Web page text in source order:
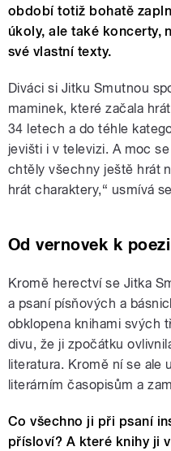
období totiž bohatě
úkoly, ale také koncerty,
své vlastní texty.
Diváci si Jitku Smutnou
maminek, které začala
34 letech a do téhle
jevišti i v televizi. A moc
chtěly všechny ještě hrát
hrát charaktery,“ usmívá
Od vernovek k
Kromě herectví se Jitka
a psaní písňových a
obklopena knihami svých
divu, že ji zpočátku
literatura. Kromě ní se ale
literárním časopisům a
Co všechno ji při psaní
přísloví? A které knihy ji